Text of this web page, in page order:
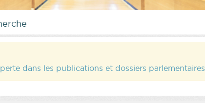
dans les publications et dossiers parlementaires